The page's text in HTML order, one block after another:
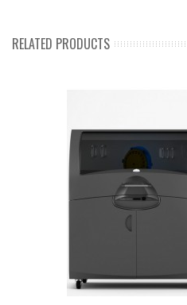
RELATED PRODUCTS